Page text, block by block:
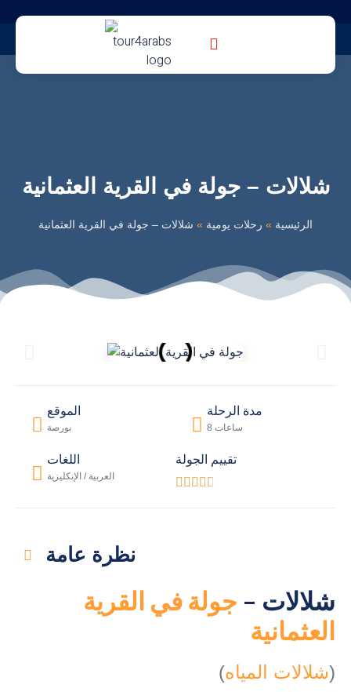
شلالات – جولة في القرية العثمانية
الرئيسية » رحلات يومية » شلالات – جولة في القرية العثمانية
الموقع
بورصة
مدة الرحلة
8 ساعات
اللغات
العربية / الإنكليزية
تقييم الجولة
    
نظرة عامة
شلالات – جولة في القرية
العثمانية
(شلالات المياه)